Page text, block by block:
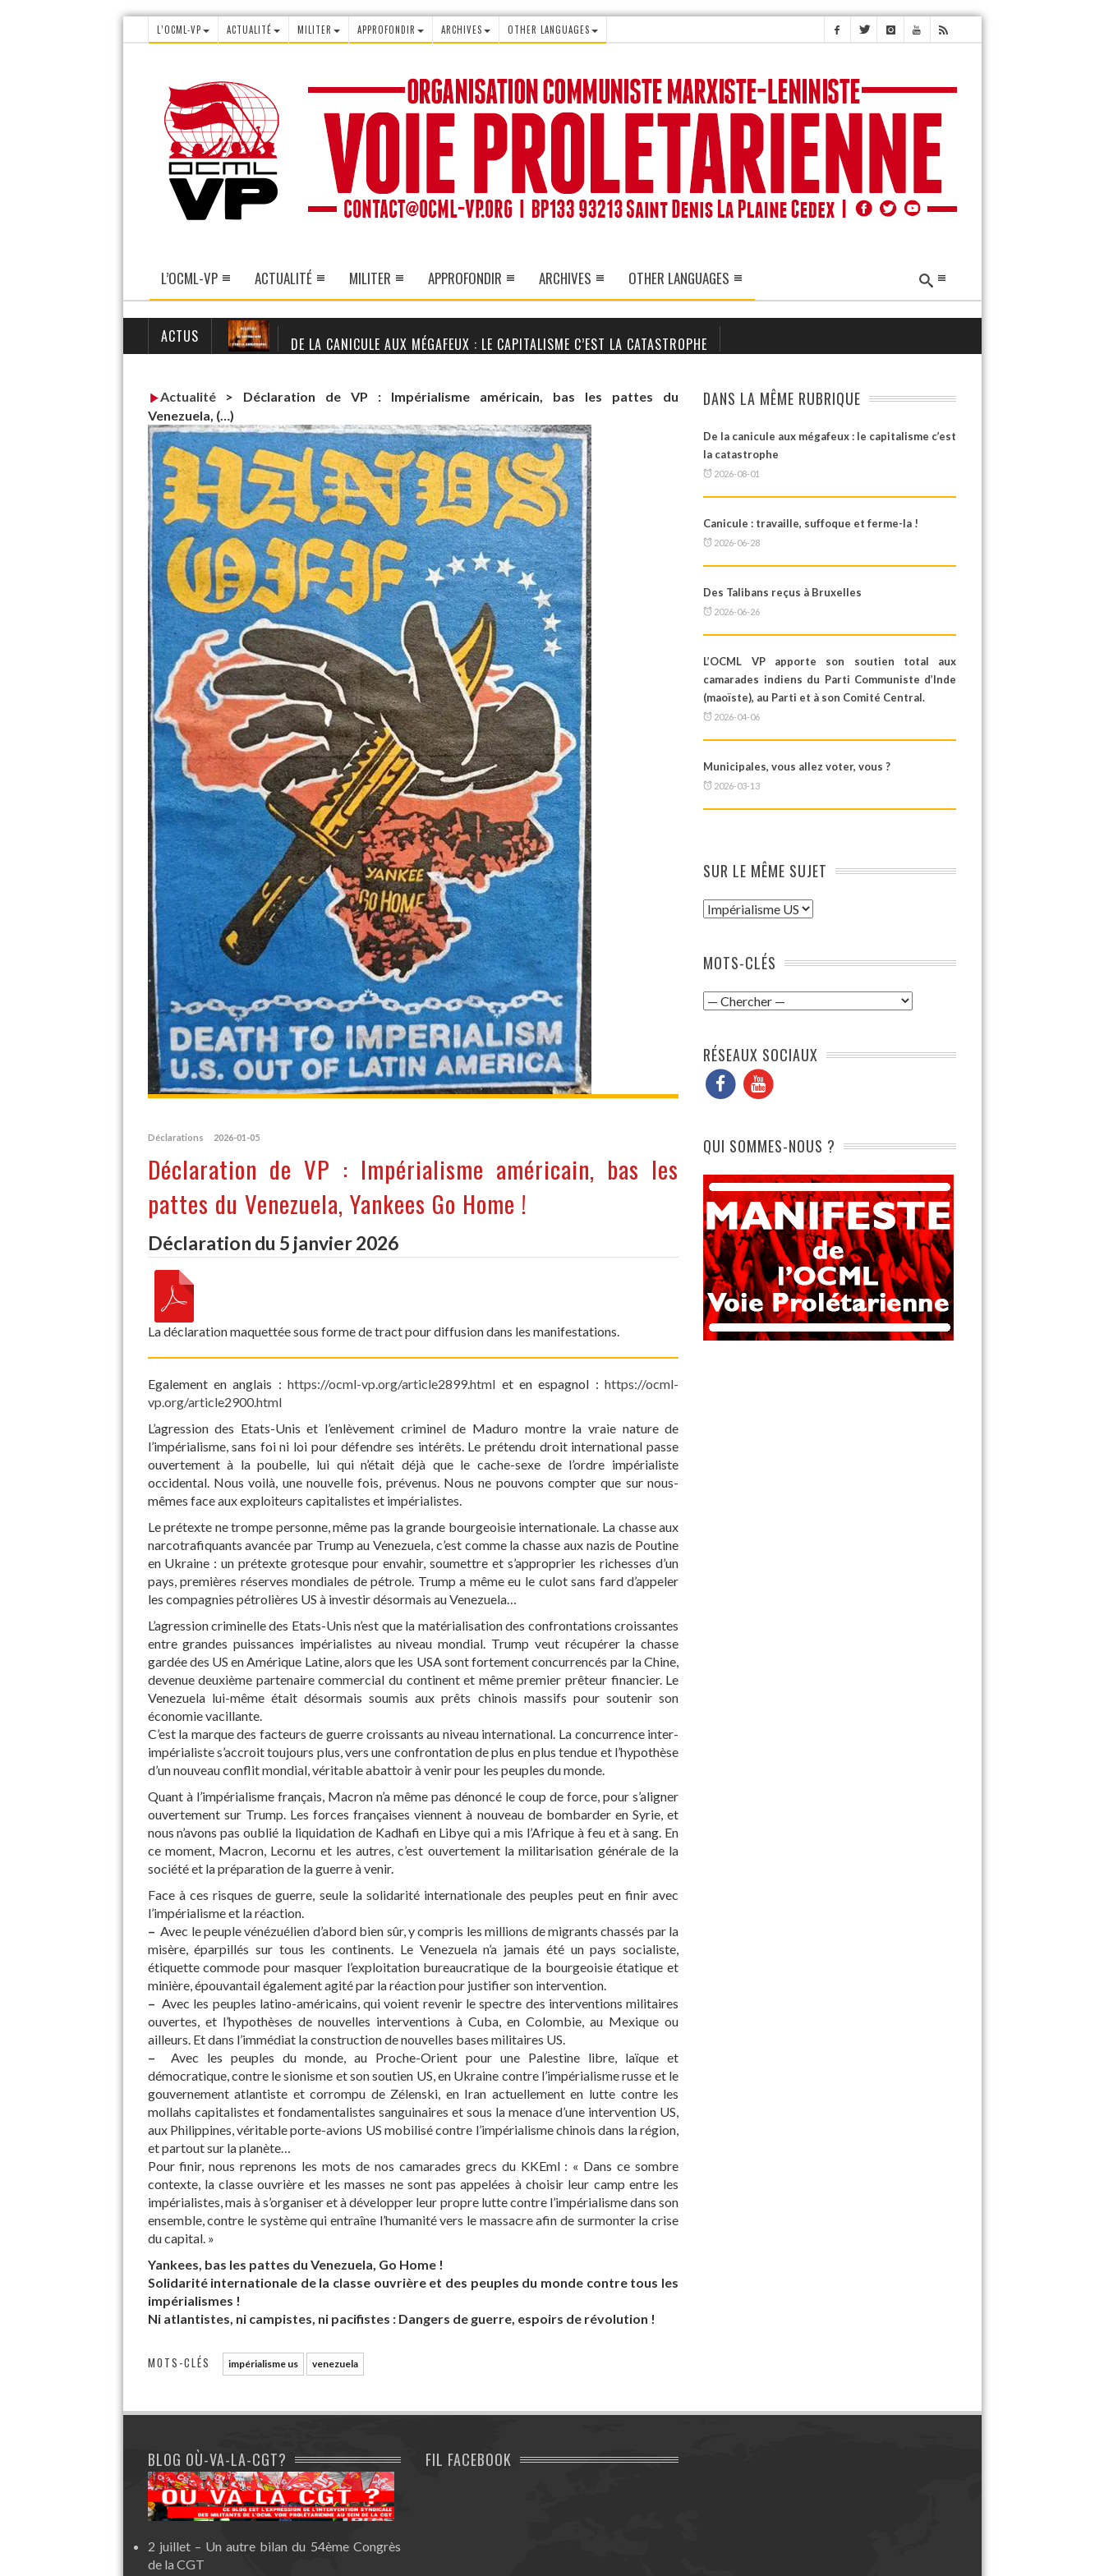
L’OCML-VP ACTUALITÉ MILITER APPROFONDIR ARCHIVES OTHER LANGUAGES
L’OCML-VP ACTUALITÉ MILITER APPROFONDIR ARCHIVES OTHER LANGUAGES
ACTUS DE LA CANICULE AUX MÉGAFEUX : LE CAPITALISME C’EST LA CATASTROPHE
Actualité> Déclaration de VP : Impérialisme américain, bas les pattes du
Venezuela, (…)
Déclarations 2026-01-05
Déclaration de VP : Impérialisme américain, bas les
pattes du Venezuela, Yankees Go Home !
Déclaration du 5 janvier 2026
La déclaration maquettée sous forme de tract pour diffusion dans les manifestations.
Egalement en anglais :https://ocml-vp.org/article2899.html et en espagnol :https://ocml-
vp.org/article2900.html
L’agression des Etats-Unis et l’enlèvement criminel de Maduro montre la vraie nature de
l’impérialisme, sans foi ni loi pour défendre ses intérêts. Le prétendu droit international passe
ouvertement à la poubelle, lui qui n’était déjà que le cache-sexe de l’ordre impérialiste
occidental. Nous voilà, une nouvelle fois, prévenus. Nous ne pouvons compter que sur nous-
mêmes face aux exploiteurs capitalistes et impérialistes.
Le prétexte ne trompe personne, même pas la grande bourgeoisie internationale. La chasse aux
narcotrafiquants avancée par Trump au Venezuela, c’est comme la chasse aux nazis de Poutine
en Ukraine : un prétexte grotesque pour envahir, soumettre et s’approprier les richesses d’un
pays, premières réserves mondiales de pétrole. Trump a même eu le culot sans fard d’appeler
les compagnies pétrolières US à investir désormais au Venezuela…
L’agression criminelle des Etats-Unis n’est que la matérialisation des confrontations croissantes
entre grandes puissances impérialistes au niveau mondial. Trump veut récupérer la chasse
gardée des US en Amérique Latine, alors que les USA sont fortement concurrencés par la Chine,
devenue deuxième partenaire commercial du continent et même premier prêteur financier. Le
Venezuela lui-même était désormais soumis aux prêts chinois massifs pour soutenir son
économie vacillante.
C’est la marque des facteurs de guerre croissants au niveau international. La concurrence inter-
impérialiste s’accroit toujours plus, vers une confrontation de plus en plus tendue et l’hypothèse
d’un nouveau conflit mondial, véritable abattoir à venir pour les peuples du monde.
Quant à l’impérialisme français, Macron n’a même pas dénoncé le coup de force, pour s’aligner
ouvertement sur Trump. Les forces françaises viennent à nouveau de bombarder en Syrie, et
nous n’avons pas oublié la liquidation de Kadhafi en Libye qui a mis l’Afrique à feu et à sang. En
ce moment, Macron, Lecornu et les autres, c’est ouvertement la militarisation générale de la
société et la préparation de la guerre à venir.
Face à ces risques de guerre, seule la solidarité internationale des peuples peut en finir avec
l’impérialisme et la réaction.
– Avec le peuple vénézuélien d’abord bien sûr, y compris les millions de migrants chassés par la
misère, éparpillés sur tous les continents. Le Venezuela n’a jamais été un pays socialiste,
étiquette commode pour masquer l’exploitation bureaucratique de la bourgeoisie étatique et
minière, épouvantail également agité par la réaction pour justifier son intervention.
– Avec les peuples latino-américains, qui voient revenir le spectre des interventions militaires
ouvertes, et l’hypothèses de nouvelles interventions à Cuba, en Colombie, au Mexique ou
ailleurs. Et dans l’immédiat la construction de nouvelles bases militaires US.
– Avec les peuples du monde, au Proche-Orient pour une Palestine libre, laïque et
démocratique, contre le sionisme et son soutien US, en Ukraine contre l’impérialisme russe et le
gouvernement atlantiste et corrompu de Zélenski, en Iran actuellement en lutte contre les
mollahs capitalistes et fondamentalistes sanguinaires et sous la menace d’une intervention US,
aux Philippines, véritable porte-avions US mobilisé contre l’impérialisme chinois dans la région,
et partout sur la planète…
Pour finir, nous reprenons les mots de nos camarades grecs du KKEml : « Dans ce sombre
contexte, la classe ouvrière et les masses ne sont pas appelées à choisir leur camp entre les
impérialistes, mais à s’organiser et à développer leur propre lutte contre l’impérialisme dans son
ensemble, contre le système qui entraîne l’humanité vers le massacre afin de surmonter la crise
du capital. »
Yankees, bas les pattes du Venezuela, Go Home !
Solidarité internationale de la classe ouvrière et des peuples du monde contre tous les
impérialismes !
Ni atlantistes, ni campistes, ni pacifistes : Dangers de guerre, espoirs de révolution !
MOTS-CLÉS impérialisme us venezuela
DANS LA MÊME RUBRIQUE
De la canicule aux mégafeux : le capitalisme c’est
la catastrophe
2026-08-01
Canicule : travaille, suffoque et ferme-la !
2026-06-28
Des Talibans reçus à Bruxelles
2026-06-26
L’OCML VP apporte son soutien total aux
camarades indiens du Parti Communiste d’Inde
(maoïste), au Parti et à son Comité Central.
2026-04-06
Municipales, vous allez voter, vous ?
2026-03-13
SUR LE MÊME SUJET
MOTS-CLÉS
RÉSEAUX SOCIAUX
QUI SOMMES-NOUS ?
BLOG OÙ-VA-LA-CGT?
2 juillet – Un autre bilan du 54ème Congrès
de la CGT
FIL FACEBOOK